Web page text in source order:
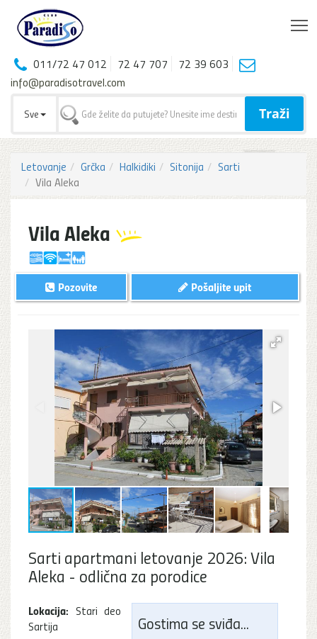
011/72 47 012 72 47 707
72 39 603
info@paradisotravel.com
Sve Traži
Letovanje Grčka Halkidiki Sitonija
Sarti
Vila Aleka
Vila Aleka
Pošaljite upit
Pozovite
Sarti apartmani letovanje 2026: Vila
Aleka - odlična za porodice
Gostima se sviđa...
Lokacija: Stari deo
Sartija